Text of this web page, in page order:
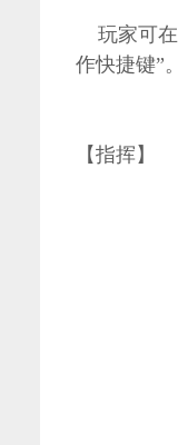
玩家可在
作快捷键”
【指挥】